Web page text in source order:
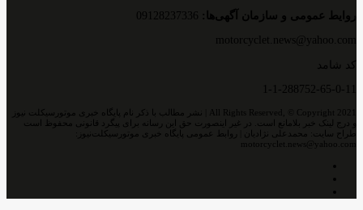
روایط عمومی و سازمان آگهی‌ها:
motorcyclet.news@yahoo.com
کد شامد
1-1-288752-65-0-11
All Rights Reserved, © Copyright 2021 | نشر مطالب با ذکر نام پایگاه خبری موتورسیکلت نیوز
و درج لینک خبر بلامانع است. در غیر اینصورت حق این رسانه برای پیگرد قانونی محفوظ است
طراح سایت: محمدعلی نژادیان | روابط عمومی پایگاه خبری موتورسیکلت‌نیوز:
motorcyclet.news@yahoo.com